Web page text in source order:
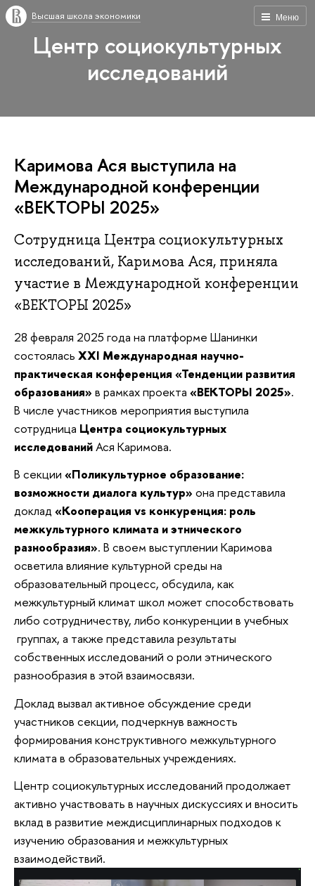
Меню
Высшая школа экономики
Центр социокультурных
исследований
Каримова Ася выступила на
Международной конференции
«ВЕКТОРЫ 2025»
Сотрудница Центра социокультурных
исследований, Каримова Ася, приняла
участие в Международной конференции
«ВЕКТОРЫ 2025»
28 февраля 2025 года на платформе Шанинки
состоялась XXI Международная научно-
практическая конференция «Тенденции развития
образования» в рамках проекта «ВЕКТОРЫ 2025».
В числе участников мероприятия выступила
сотрудница Центра социокультурных
исследованийАся Каримова.
В секции «Поликультурное образование:
возможности диалога культур» она представила
доклад «Кооперация vs конкуренция: роль
межкультурного климата и этнического
разнообразия». В своем выступлении Каримова
осветила влияние культурной среды на
образовательный процесс, обсудила, как
межкультурный климат школ может способствовать
либо сотрудничеству, либо конкуренции в учебных
группах, а также представила результаты
собственных исследований о роли этнического
разнообразия в этой взаимосвязи.
Доклад вызвал активное обсуждение среди
участников секции, подчеркнув важность
формирования конструктивного межкультурного
климата в образовательных учреждениях.
Центр социокультурных исследований продолжает
активно участвовать в научных дискуссиях и вносить
вклад в развитие междисциплинарных подходов к
изучению образования и межкультурных
взаимодействий.